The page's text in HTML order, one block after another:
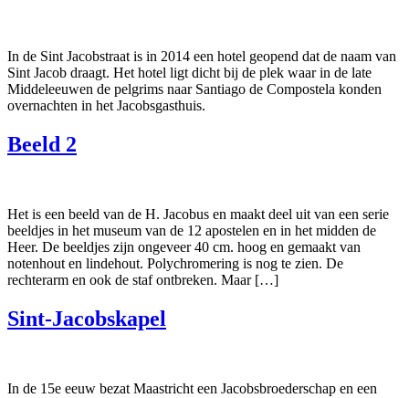
In de Sint Jacobstraat is in 2014 een hotel geopend dat de naam van
Sint Jacob draagt. Het hotel ligt dicht bij de plek waar in de late
Middeleeuwen de pelgrims naar Santiago de Compostela konden
overnachten in het Jacobsgasthuis.
Beeld 2
Het is een beeld van de H. Jacobus en maakt deel uit van een serie
beeldjes in het museum van de 12 apostelen en in het midden de
Heer. De beeldjes zijn ongeveer 40 cm. hoog en gemaakt van
notenhout en lindehout. Polychromering is nog te zien. De
rechterarm en ook de staf ontbreken. Maar […]
Sint-Jacobskapel
In de 15e eeuw bezat Maastricht een Jacobsbroederschap en een